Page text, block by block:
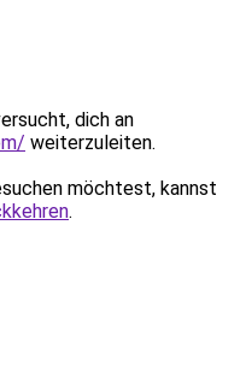
dich an
weiterzuleiten.
möchtest, kannst
.